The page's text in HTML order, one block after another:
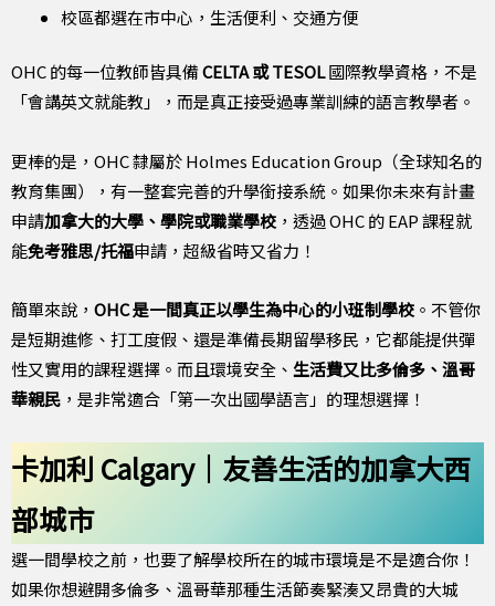
校區都選在市中心，生活便利、交通方便
OHC 的每一位教師皆具備CELTA 或 TESOL國際教學資格，不是
「會講英文就能教」，而是真正接受過專業訓練的語言教學者。
更棒的是，OHC 隸屬於 Holmes Education Group（全球知名的
教育集團），有一整套完善的升學銜接系統。如果你未來有計畫
申請加拿大的大學、學院或職業學校 ，透過 OHC 的 EAP 課程就
能免考雅思/托福申請，超級省時又省力！
簡單來說， OHC 是一間真正以學生為中心的小班制學校 。不管你
是短期進修、打工度假、還是準備長期留學移民，它都能提供彈
性又實用的課程選擇。而且環境安全、 生活費又比多倫多、溫哥
華親民 ，是非常適合「第一次出國學語言」的理想選擇！
卡加利 Calgary｜友善生活的加拿大西
部城市
選一間學校之前，也要了解學校所在的城市環境是不是適合你！
如果你想避開多倫多、溫哥華那種生活節奏緊湊又昂貴的大城